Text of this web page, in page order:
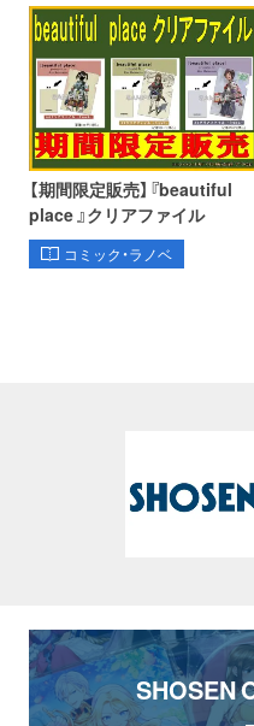
【期間限定販売】『beautiful
place 』クリアファイル
コミック・ラノベ
SHOSEN